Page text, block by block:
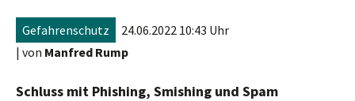
Gefahrenschutz
24.06.2022 10:43 Uhr
| von Manfred Rump
Schluss mit Phishing, Smishing und Spam